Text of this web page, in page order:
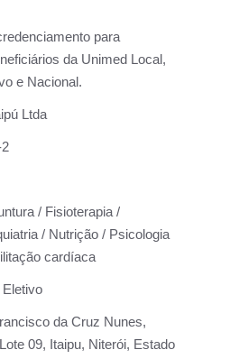
para
da Unimed Local,
e Nacional.
Ltda
/ Fisioterapia /
/ Nutrição / Psicologia
cardíaca
Eletivo
da Cruz Nunes,
09, Itaipu, Niterói, Estado